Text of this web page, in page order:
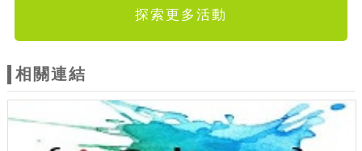
探索更多活動
相關連結